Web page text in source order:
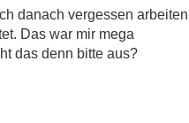
danach vergessen arbeiten
Das war mir mega
das denn bitte aus?